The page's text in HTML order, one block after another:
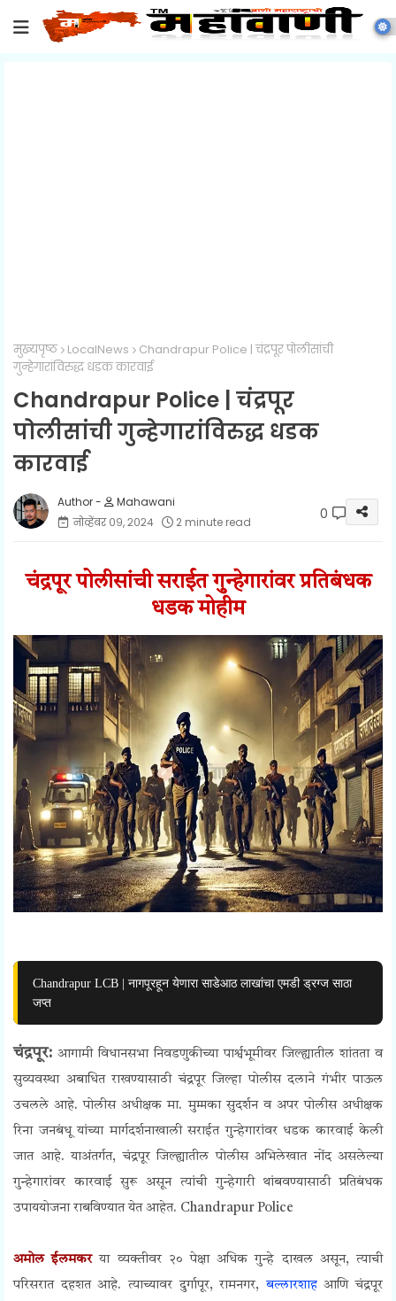
मुख्यपृष्ठ LocalNews
Chandrapur Police | चंद्रपूर पोलीसांची
गुन्हेगारांविरुद्ध धडक कारवाई
Chandrapur Police | चंद्रपूर
पोलीसांची गुन्हेगारांविरुद्ध धडक
कारवाई
Mahawani
नोव्हेंबर ०९, २०२४
2 minute read 0
चंद्रपूर पोलीसांची सराईत गुन्हेगारांवर प्रतिबंधक
धडक मोहीम
Chandrapur LCB | नागपूरहून येणारा साडेआठ लाखांचा एमडी ड्रग्ज साठा
जप्त
चंद्रपूर: आगामी विधानसभा निवडणुकीच्या पार्श्वभूमीवर जिल्ह्यातील शांतता व
सुव्यवस्था अबाधित राखण्यासाठी चंद्रपूर जिल्हा पोलीस दलाने गंभीर पाऊल
उचलले आहे. पोलीस अधीक्षक मा. मुम्मका सुदर्शन व अपर पोलीस अधीक्षक
रिना जनबंधू यांच्या मार्गदर्शनाखाली सराईत गुन्हेगारांवर धडक कारवाई केली
जात आहे. याअंतर्गत, चंद्रपूर जिल्ह्यातील पोलीस अभिलेखात नोंद असलेल्या
गुन्हेगारांवर कारवाई सुरू असून त्यांची गुन्हेगारी थांबवण्यासाठी प्रतिबंधक
उपाययोजना राबविण्यात येत आहेत. Chandrapur Police
अमोल ईलमकरया व्यक्तीवर २० पेक्षा अधिक गुन्हे दाखल असून, त्याची
परिसरात दहशत आहे. त्याच्यावर दुर्गापूर, रामनगर, बल्लारशाहआणि चंद्रपूर